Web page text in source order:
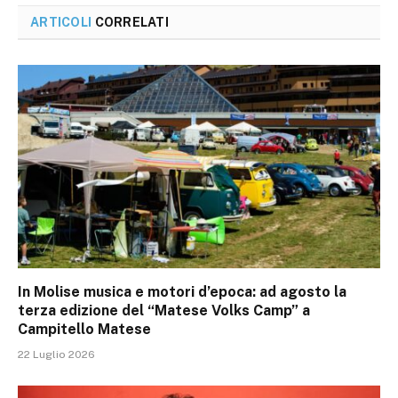
ARTICOLI CORRELATI
In Molise musica e motori d’epoca: ad agosto la
terza edizione del “Matese Volks Camp” a
Campitello Matese
22 Luglio 2026